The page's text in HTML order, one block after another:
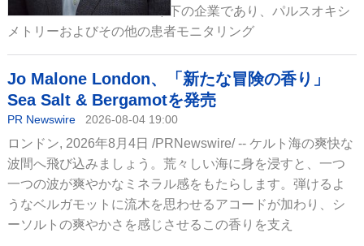
/PRNewswire/ -- Danaher傘下の企業であり、パルスオキシ
メトリーおよびその他の患者モニタリング
Jo Malone London、「新たな冒険の香り」
Sea Salt & Bergamotを発売
PR Newswire 2026-08-04 19:00
ロンドン, 2026年8月4日 /PRNewswire/ -- ケルト海の爽快な
波間へ飛び込みましょう。荒々しい海に身を浸すと、一つ
一つの波が爽やかなミネラル感をもたらします。弾けるよ
うなベルガモットに流木を思わせるアコードが加わり、シ
ーソルトの爽やかさを感じさせるこの香りを支え